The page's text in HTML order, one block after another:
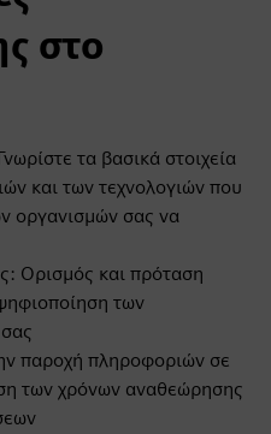
στο
τα βασικά στοιχεία
και των τεχνολογιών που
οργανισμών σας να
Ορισμός και πρόταση
των
παροχή πληροφοριών σε
των χρόνων αναθεώρησης